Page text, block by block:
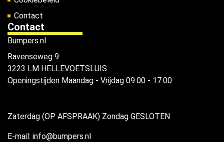
Contact
Contact
Bumpers.nl
Ravenseweg 9
3223 LM HELLEVOETSLUIS
Openingstijden Maandag - Vrijdag 09:00 - 17:00
Zaterdag (OP AFSPRAAK) Zondag GESLOTEN
E-mail: info@bumpers.nl